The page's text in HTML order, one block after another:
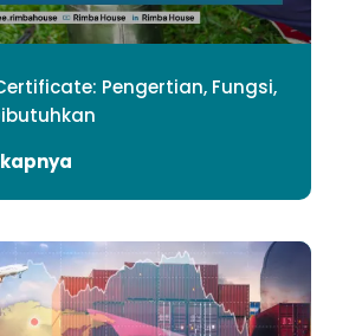
Pengertian, Fungsi,